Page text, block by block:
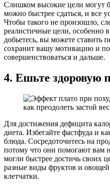
Слишком высокие цели могут
можно быстрее сдаться, и все
Чтобы такого не произошло,
реалистичные цели, особенно
добьетесь, вы можете ставить
сохранит вашу мотивацию и
совершенствоваться и дальше.
4. Ешьте здоровую
Для достижения дефицита
диета. Избегайте фастфуда и
блюда. Сосредоточитесь на
потому что они помогают вам
могли быстрее достичь
разные виды фруктов и
клетчатки.